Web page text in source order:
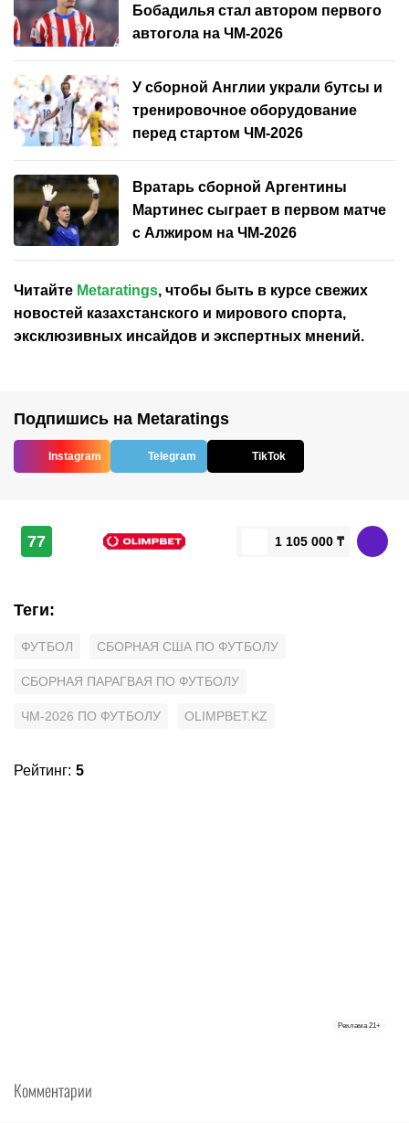
Бобадилья стал автором первого
автогола на ЧМ-2026
У сборной Англии украли бутсы и
тренировочное оборудование
перед стартом ЧМ-2026
Вратарь сборной Аргентины
Мартинес сыграет в первом матче
с Алжиром на ЧМ-2026
Читайте Metaratings, чтобы быть в курсе свежих
новостей казахстанского и мирового спорта,
эксклюзивных инсайдов и экспертных мнений.
Подпишись на Metaratings
Instagram Telegram TikTok
77 1 105 000 ₸
Теги:
ФУТБОЛ СБОРНАЯ США ПО ФУТБОЛУ
СБОРНАЯ ПАРАГВАЯ ПО ФУТБОЛУ
ЧМ-2026 ПО ФУТБОЛУ OLIMPBET.KZ
Рейтинг: 5
Реклама 21+
Комментарии